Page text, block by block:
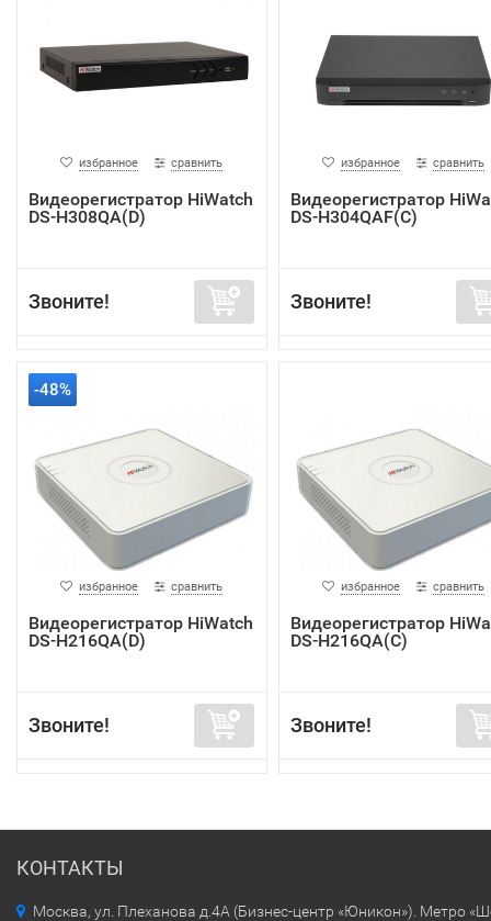
избранное сравнить
Видеорегистратор HiWatch
DS-H308QA(D)
Звоните!
избранное сравнить
Видеорегистратор
DS-H304QAF(C)
Звоните!
-48%
избранное сравнить
Видеорегистратор HiWatch
DS-H216QA(D)
Звоните!
избранное сравнить
Видеорегистратор
DS-H216QA(C)
Звоните!
КОНТАКТЫ
Москва, ул. Плеханова д.4А (Бизнес-центр «Юникон»). Метро